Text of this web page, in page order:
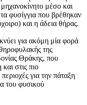
μέσο και
φυσίγγια που βρέθηκαν
και η άδεια θήρας.
για ακόμη μία φορά
της
Θράκης, που
στις πιο
για την πάταξη
του φυσικού